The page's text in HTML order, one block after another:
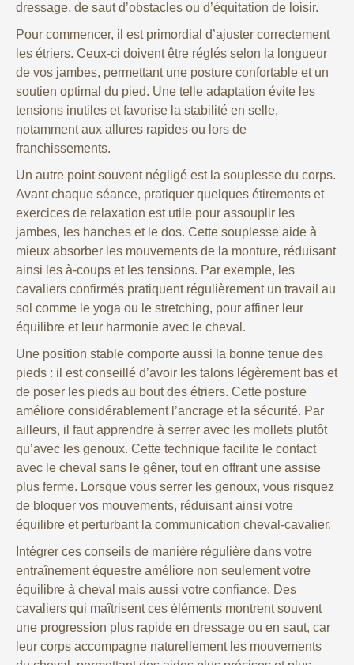
dressage, de saut d’obstacles ou d’équitation de loisir.
Pour commencer, il est primordial d’ajuster correctement
les étriers. Ceux-ci doivent être réglés selon la longueur
de vos jambes, permettant une posture confortable et un
soutien optimal du pied. Une telle adaptation évite les
tensions inutiles et favorise la stabilité en selle,
notamment aux allures rapides ou lors de
franchissements.
Un autre point souvent négligé est la souplesse du corps.
Avant chaque séance, pratiquer quelques étirements et
exercices de relaxation est utile pour assouplir les
jambes, les hanches et le dos. Cette souplesse aide à
mieux absorber les mouvements de la monture, réduisant
ainsi les à-coups et les tensions. Par exemple, les
cavaliers confirmés pratiquent régulièrement un travail au
sol comme le yoga ou le stretching, pour affiner leur
équilibre et leur harmonie avec le cheval.
Une position stable comporte aussi la bonne tenue des
pieds : il est conseillé d’avoir les talons légèrement bas et
de poser les pieds au bout des étriers. Cette posture
améliore considérablement l’ancrage et la sécurité. Par
ailleurs, il faut apprendre à serrer avec les mollets plutôt
qu’avec les genoux. Cette technique facilite le contact
avec le cheval sans le gêner, tout en offrant une assise
plus ferme. Lorsque vous serrer les genoux, vous risquez
de bloquer vos mouvements, réduisant ainsi votre
équilibre et perturbant la communication cheval-cavalier.
Intégrer ces conseils de manière régulière dans votre
entraînement équestre améliore non seulement votre
équilibre à cheval mais aussi votre confiance. Des
cavaliers qui maîtrisent ces éléments montrent souvent
une progression plus rapide en dressage ou en saut, car
leur corps accompagne naturellement les mouvements